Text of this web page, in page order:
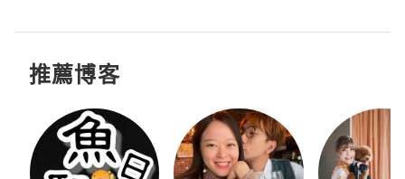
推薦博客